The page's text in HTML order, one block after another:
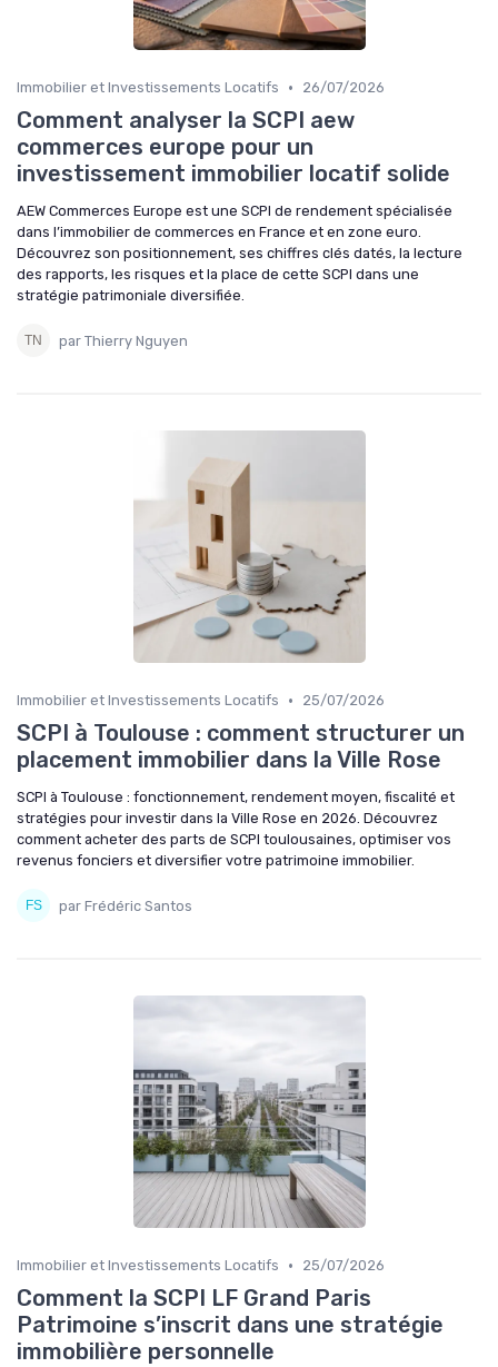
Immobilier et Investissements Locatifs • 26/07/2026
Comment analyser la SCPI aew
commerces europe pour un
investissement immobilier locatif solide
AEW Commerces Europe est une SCPI de rendement spécialisée
dans l’immobilier de commerces en France et en zone euro.
Découvrez son positionnement, ses chiffres clés datés, la lecture
des rapports, les risques et la place de cette SCPI dans une
stratégie patrimoniale diversifiée.
par Thierry Nguyen
Immobilier et Investissements Locatifs • 25/07/2026
SCPI à Toulouse : comment structurer un
placement immobilier dans la Ville Rose
SCPI à Toulouse : fonctionnement, rendement moyen, fiscalité et
stratégies pour investir dans la Ville Rose en 2026. Découvrez
comment acheter des parts de SCPI toulousaines, optimiser vos
revenus fonciers et diversifier votre patrimoine immobilier.
par Frédéric Santos
Immobilier et Investissements Locatifs • 25/07/2026
Comment la SCPI LF Grand Paris
Patrimoine s’inscrit dans une stratégie
immobilière personnelle